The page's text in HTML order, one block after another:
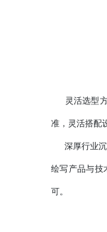
灵活选型方
准，灵活搭配
深厚行业沉
绘写产品与技
可。